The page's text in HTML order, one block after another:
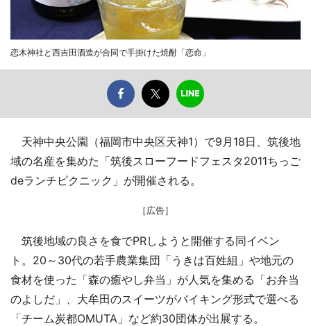
恋木神社と西吉田酒造が合同で手掛けた焼酎「恋命」
天神中央公園（福岡市中央区天神1）で9月18日、筑後地
域の名産を集めた「筑後スローフードフェスタ2011ちっご
deランチピクニック」が開催される。
［広告］
筑後地域の良さを食でPRしようと開催する同イベン
ト。20～30代の若手農業集団「うきは百姓組」や地元の
食材を使った「森の癒やし弁当」が人気を集める「お弁当
のよしだ」、大牟田のスイーツがバイキング形式で選べる
「チーム炭都OMUTA」など約30団体が出展する。